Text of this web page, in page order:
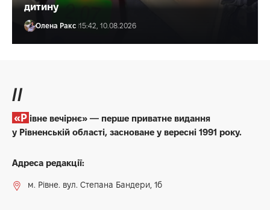
дитину
Олена Ракс 15:42, 10.08.2026
//
«Рівне вечірнє» — перше приватне видання
у Рівненській області, засноване у вересні 1991 року.
Адреса редакції:
м. Рівне. вул. Степана Бандери, 1б